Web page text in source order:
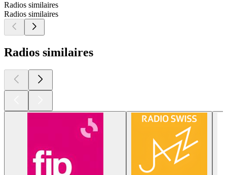
Radios similaires
Radios similaires
Radios similaires